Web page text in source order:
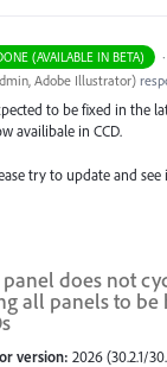
(AVAILABLE IN BETA) ·
Adobe Illustrator)
to be fixed in the
availibale in CCD.
try to update and see
does not
all panels to be
version: 2026 (30.2.1/